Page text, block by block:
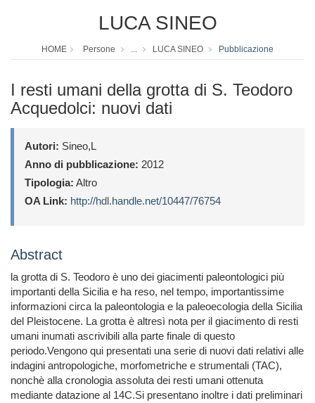
LUCA SINEO
HOME Persone ... LUCA SINEO Pubblicazione
I resti umani della grotta di S. Teodoro
Acquedolci: nuovi dati
Autori: Sineo,L
Anno di pubblicazione: 2012
Tipologia: Altro
OA Link: http://hdl.handle.net/10447/76754
Abstract
la grotta di S. Teodoro è uno dei giacimenti paleontologici più
importanti della Sicilia e ha reso, nel tempo, importantissime
informazioni circa la paleontologia e la paleoecologia della Sicilia
del Pleistocene. La grotta è altresì nota per il giacimento di resti
umani inumati ascrivibili alla parte finale di questo
periodo.Vengono qui presentati una serie di nuovi dati relativi alle
indagini antropologiche, morfometriche e strumentali (TAC),
nonchè alla cronologia assoluta dei resti umani ottenuta
mediante datazione al 14C.Si presentano inoltre i dati preliminari